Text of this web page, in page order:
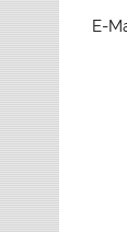
E-